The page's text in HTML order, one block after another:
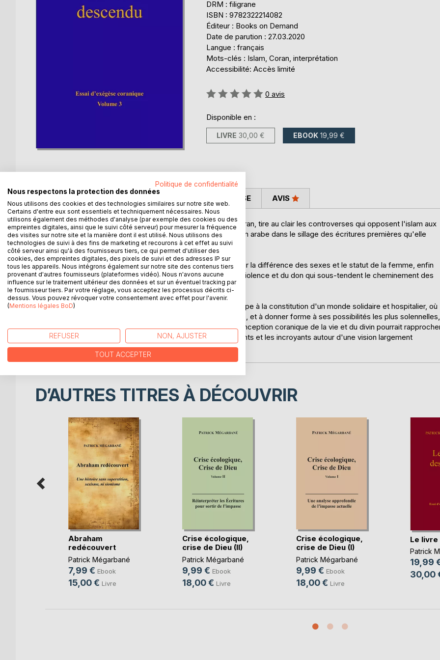
DRM : filigrane
ISBN : 9782322214082
Éditeur : Books on Demand
Date de parution : 27.03.2020
Langue : français
Mots-clés : Islam, Coran, interprétation
Accessibilité: Accès limité
Évaluation:
0 avis
Disponible en :
LIVRE 30,00 € EBOOK 19,99 €
DESCRIPTION
Ce troisième et dernier volet explore la christologie du coran, tire au clair les controverses qui opposent l'islam aux
autres religions du livre, et achève de replacer la révélation arabe dans le sillage des écritures premières qu'elle
récapitule et sublime.
L'examen s'attarde sur la question de la servitude, puis sur la différence des sexes et le statut de la femme, enfin
sur les économies enchevêtrées de l'équivalence, de la violence et du don qui sous-tendent le cheminement des
croyants soumis à l'influence de Dieu.
L'analyse montre que la voie instruite dans le coran participe à la constitution d'un monde solidaire et hospitalier, où
chaque personne serait appelée à revivifier son existence, et à donner forme à ses possibilités les plus solennelles,
par son effort vers Dieu. Comprise à sa juste valeur, la conception coranique de la vie et du divin pourrait
les communautés rivales du livre, et rassembler les croyants et les incroyants autour d'une vision largement
partagée.
CRITIQUES PRESSE AVIS
D’AUTRES TITRES À DÉCOUVRIR
Abraham
redécouvert
Patrick Mégarbané
7,99 € Ebook
15,00 € Livre
Crise écologique,
crise de Dieu (II)
Patrick Mégarbané
9,99 € Ebook
18,00 € Livre
Crise écologique,
crise de Dieu (I)
Patrick Mégarbané
9,99 € Ebook
18,00 € Livre
Le livre
Patrick
19,99
30,00
Politique de confidentialité
Nous respectons la protection des données
Nous utilisons des cookies et des technologies similaires sur notre site web.
Certains d'entre eux sont essentiels et techniquement nécessaires. Nous
utilisons également des méthodes d'analyse (par exemple des cookies ou des
empreintes digitales, ainsi que le suivi côté serveur) pour mesurer la fréquence
des visites sur notre site et la manière dont il est utilisé. Nous utilisons des
technologies de suivi à des fins de marketing et recourons à cet effet au suivi
côté serveur ainsi qu'à des fournisseurs tiers, ce qui permet d'utiliser des
cookies, des empreintes digitales, des pixels de suivi et des adresses IP sur
tous les appareils. Nous intégrons également sur notre site des contenus tiers
provenant d'autres fournisseurs (plateformes vidéo). Nous n'avons aucune
influence sur le traitement ultérieur des données et sur un éventuel tracking par
le fournisseur tiers. Par votre réglage, vous acceptez les processus décrits ci-
dessus. Vous pouvez révoquer votre consentement avec effet pour l'avenir.
(Mentions légales BoD)
REFUSER NON, AJUSTER
TOUT ACCEPTER